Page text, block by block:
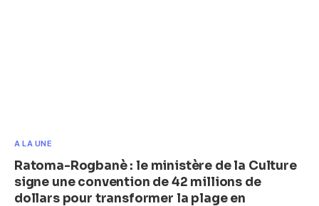
A LA UNE
Ratoma-Rogbanè : le ministère de la Culture
signe une convention de 42 millions de
dollars pour transformer la plage en